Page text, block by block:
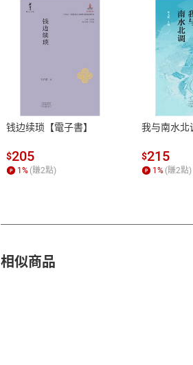
付款方式
ATM轉帳、信用卡、LINE PAY、
钱边续琐【電子書】
$205
1% (賺2點)
我与南水北
$215
1% (賺2點)
相似商品